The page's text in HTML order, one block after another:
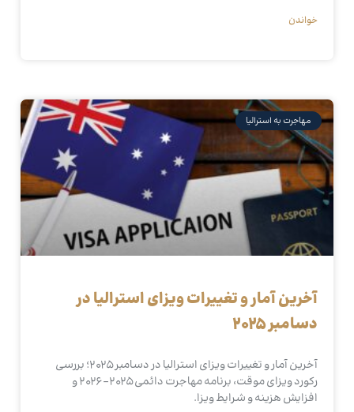
خواندن
مهاجرت به استرالیا
آخرین آمار و تغییرات ویزای استرالیا در
دسامبر ۲۰۲۵
آخرین آمار و تغییرات ویزای استرالیا در دسامبر ۲۰۲۵؛ بررسی
رکورد ویزای موقت، برنامه مهاجرت دائمی ۲۰۲۵–۲۰۲۶ و
افزایش هزینه و شرایط ویزا.